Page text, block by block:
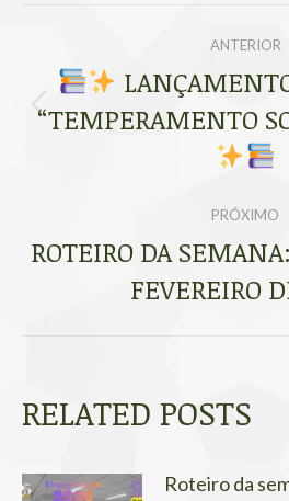
NAVEGAÇÃO
DE
POST:
ANTERIOR
Post
“TEMPERAMENTO
PRÓXIMO
post:
ROTEIRO DA
FEVEREIRO
RELATED POSTS
Roteiro da